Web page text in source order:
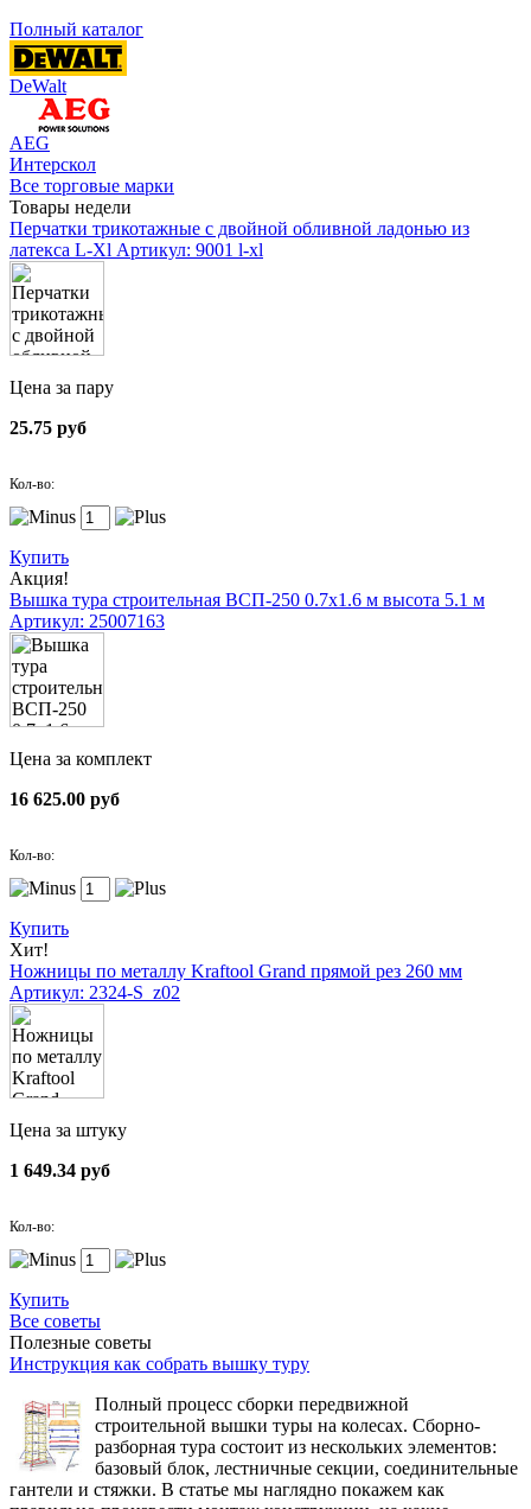
Полный каталог
DeWalt
AEG
Интерскол
Все торговые марки
Товары недели
Перчатки трикотажные с двойной обливной ладонью из
латекса L-Xl Артикул: 9001 l-xl
Цена за пару
25.75 руб
Кол-во:
Купить
Акция!
Вышка тура строительная ВСП-250 0.7х1.6 м высота 5.1 м
Артикул: 25007163
Цена за комплект
16 625.00 руб
Кол-во:
Купить
Хит!
Ножницы по металлу Kraftool Grand прямой рез 260 мм
Артикул: 2324-S_z02
Цена за штуку
1 649.34 руб
Кол-во:
Купить
Все советы
Полезные советы
Инструкция как собрать вышку туру
Полный процесс сборки передвижной
строительной вышки туры на колесах. Сборно-
разборная тура состоит из нескольких элементов:
базовый блок, лестничные секции, соединительные
гантели и стяжки. В статье мы наглядно покажем как